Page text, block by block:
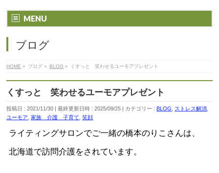
MENU
ブログ
HOME » ブログ » BLOG » くすっと 笑わせるユーモアプレゼント
くすっと 笑わせるユーモアプレゼント
投稿日 : 2021/11/30 最終更新日時 : 2025/09/25 カテゴリー :BLOG ストレス解消
ユーモア ,家族 介護 子育て ,笑顔
ライティングサロンでご一緒の橋本のりこさんは、
北海道で訪問介護をされています。